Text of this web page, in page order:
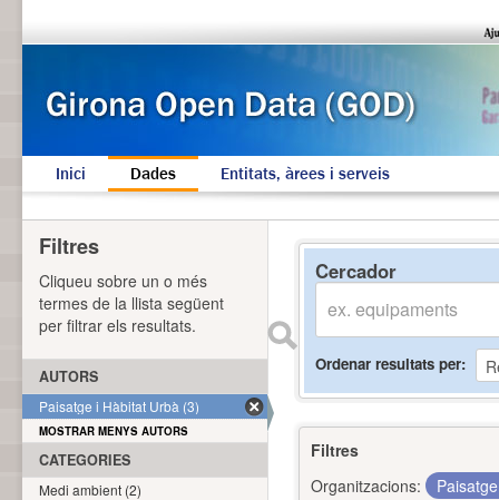
Inici Dades Entitats, àrees i serveis
Cercador
Ordenar resultats per
Filtres
Organitzacions:
Filtres
Cliqueu sobre un o més
termes de la llista següent
per filtrar els resultats.
AUTORS
Paisatge i Hàbitat Urbà (3)
MOSTRAR MENYS AUTORS
CATEGORIES
Medi ambient (2)